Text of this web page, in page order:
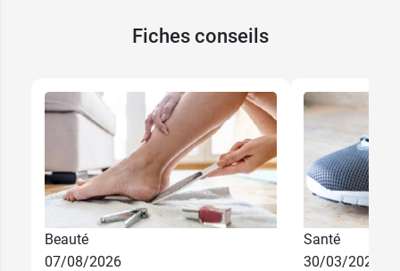
55,62 €
55,62 €
41 55,62 €
55,62 €
Fiches conseils
Beauté
07/08/2026
Santé
30/03/2026